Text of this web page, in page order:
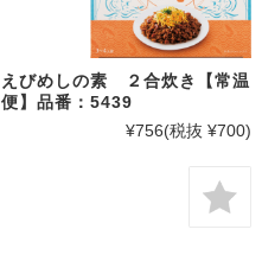
えびめしの素 ２合炊き【常温
便】品番：5439
¥756(税抜 ¥700)